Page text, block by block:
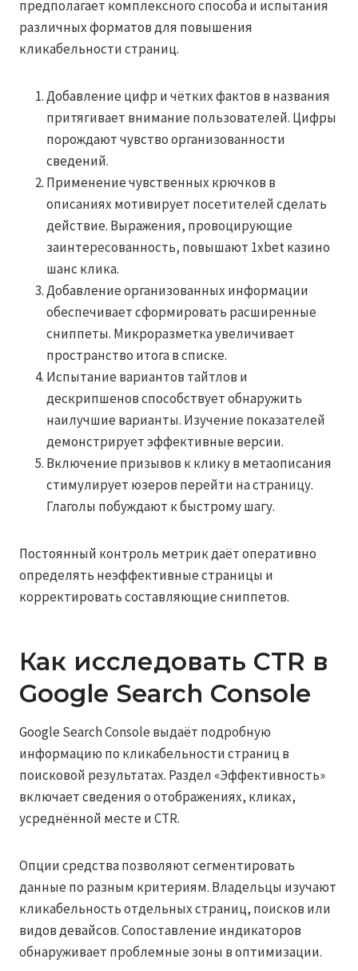
предполагает комплексного способа и испытания
различных форматов для повышения
кликабельности страниц.
Добавление цифр и чётких фактов в названия
притягивает внимание пользователей. Цифры
порождают чувство организованности
сведений.
Применение чувственных крючков в
описаниях мотивирует посетителей сделать
действие. Выражения, провоцирующие
заинтересованность, повышают 1xbet казино
шанс клика.
Добавление организованных информации
обеспечивает сформировать расширенные
сниппеты. Микроразметка увеличивает
пространство итога в списке.
Испытание вариантов тайтлов и
дескрипшенов способствует обнаружить
наилучшие варианты. Изучение показателей
демонстрирует эффективные версии.
Включение призывов к клику в метаописания
стимулирует юзеров перейти на страницу.
Глаголы побуждают к быстрому шагу.
Постоянный контроль метрик даёт оперативно
определять неэффективные страницы и
корректировать составляющие сниппетов.
Как исследовать CTR в
Google Search Console
Google Search Console выдаёт подробную
информацию по кликабельности страниц в
поисковой результатах. Раздел «Эффективность»
включает сведения о отображениях, кликах,
усреднённой месте и CTR.
Опции средства позволяют сегментировать
данные по разным критериям. Владельцы изучают
кликабельность отдельных страниц, поисков или
видов девайсов. Сопоставление индикаторов
обнаруживает проблемные зоны в оптимизации.